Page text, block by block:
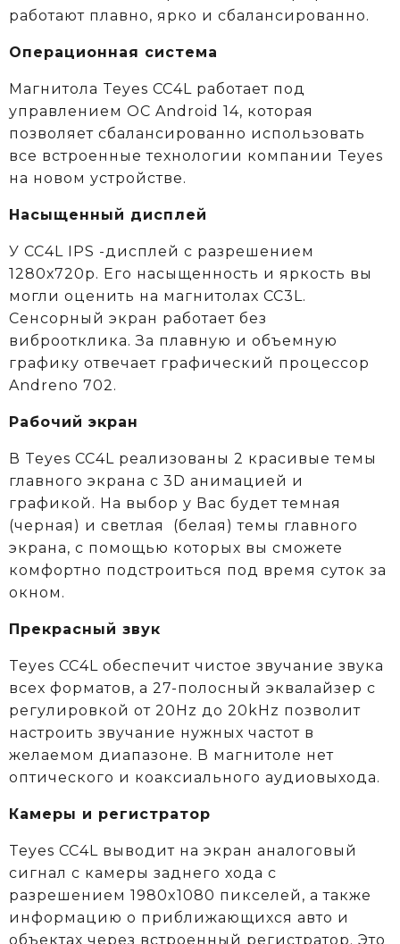
работают плавно, ярко и сбалансированно.
Операционная система
Магнитола Teyes CC4L работает под
управлением ОС Android 14, которая
позволяет сбалансированно использовать
все встроенные технологии компании Teyes
на новом устройстве.
Насыщенный дисплей
У CC4L IPS -дисплей с разрешением
1280х720р. Его насыщенность и яркость вы
могли оценить на магнитолах CC3L.
Сенсорный экран работает без
виброотклика. За плавную и объемную
графику отвечает графический процессор
Andreno 702.
Рабочий экран
В Teyes СС4L реализованы 2 красивые темы
главного экрана с 3D анимацией и
графикой. На выбор у Вас будет темная
(черная) и светлая (белая) темы главного
экрана, с помощью которых вы сможете
комфортно подстроиться под время суток за
окном.
Прекрасный звук
Teyes CC4L обеспечит чистое звучание звука
всех форматов, а 27-полосный эквалайзер с
регулировкой от 20Hz до 20kHz позволит
настроить звучание нужных частот в
желаемом диапазоне. В магнитоле нет
оптического и коаксиального аудиовыхода.
Камеры и регистратор
Teyes CC4L выводит на экран аналоговый
сигнал с камеры заднего хода с
разрешением 1980x1080 пикселей, а также
информацию о приближающихся авто и
объектах через встроенный регистратор. Это